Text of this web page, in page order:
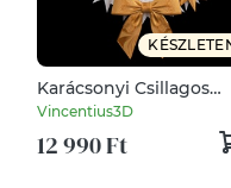
Karácsonyi Csillagos
Ajtódísz és Kopogtató
Vincentius3D
12 990 Ft